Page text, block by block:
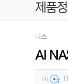
제품
나스분류
AI
작성